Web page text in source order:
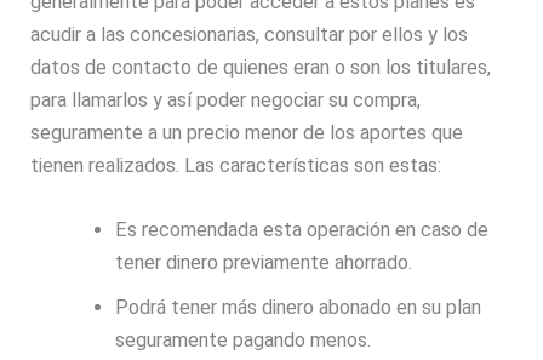
acudir a las concesionarias, consultar por ellos y los
datos de contacto de quienes eran o son los titulares,
para llamarlos y así poder negociar su compra,
seguramente a un precio menor de los aportes que
tienen realizados. Las características son estas:
Es recomendada esta operación en caso de
tener dinero previamente ahorrado.
Podrá tener más dinero abonado en su plan
seguramente pagando menos.